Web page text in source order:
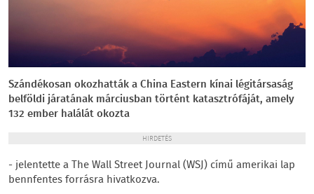
Szándékosan okozhatták a China Eastern kínai légitársaság
belföldi járatának márciusban történt katasztrófáját, amely
132 ember halálát okozta
HIRDETÉS
- jelentette a The Wall Street Journal (WSJ) című amerikai lap
bennfentes forrásra hivatkozva.